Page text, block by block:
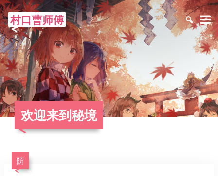
村口曹师傅 ≡
欢迎来到秘境
防